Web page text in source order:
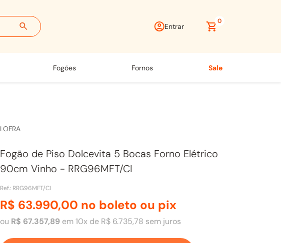
Entrar
0
fogões fornos sale
LOFRA
Fogão de Piso Dolcevita 5 Bocas Forno Elétrico
90cm Vinho - RRG96MFT/CI
Ref.: RRG96MFT/CI
R$ 63.990,00 no boleto ou pix
ou R$ 67.357,89 em10x de R$ 6.735,78 sem juros